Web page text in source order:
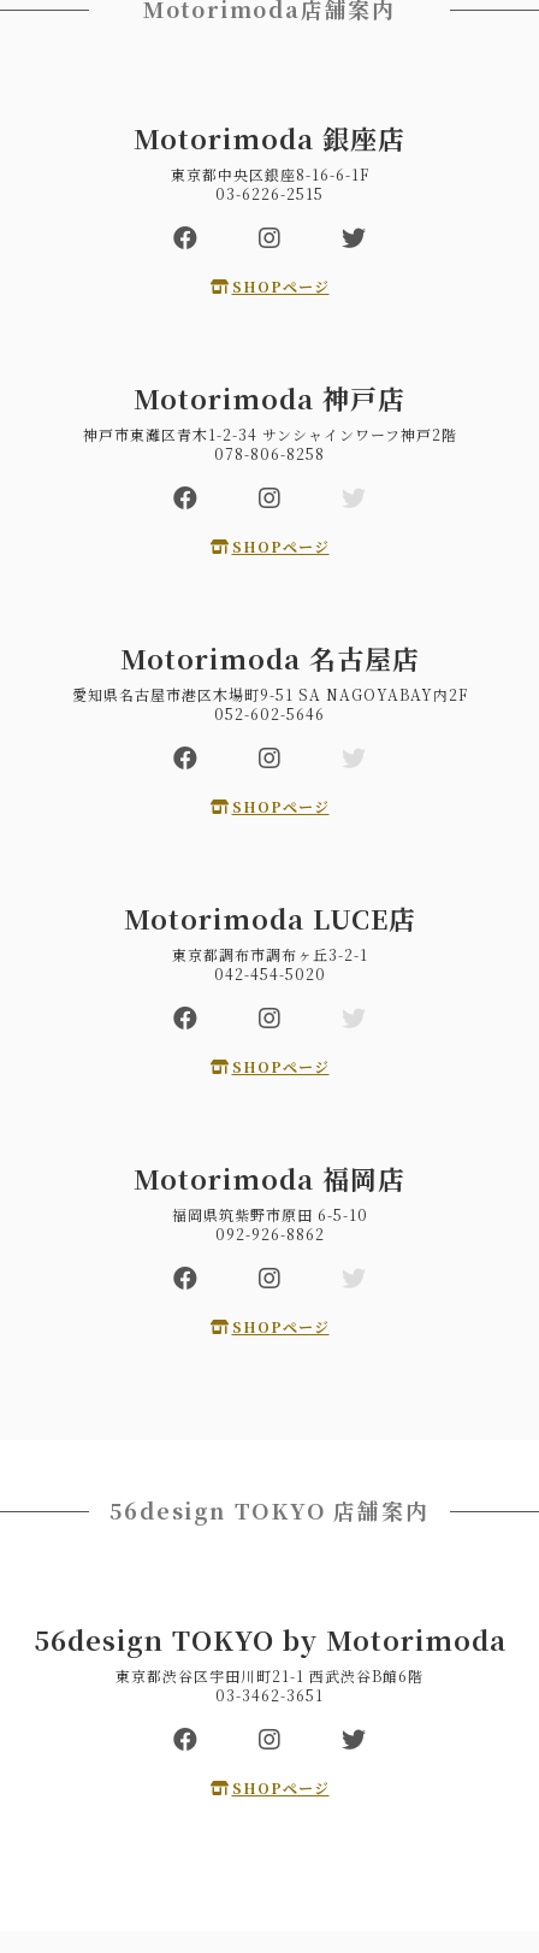
Motorimoda店舗案内
Motorimoda 銀座店
東京都中央区銀座8-16-6-1F
03-6226-2515
SHOPページ
Motorimoda 神戸店
神戸市東灘区青木1-2-34 サンシャインワーフ神戸2階
078-806-8258
SHOPページ
Motorimoda 名古屋店
愛知県名古屋市港区木場町9-51 SA NAGOYABAY内2F
052-602-5646
SHOPページ
Motorimoda LUCE店
東京都調布市調布ヶ丘3-2-1
042-454-5020
SHOPページ
Motorimoda 福岡店
福岡県筑紫野市原田 6-5-10
092-926-8862
SHOPページ
56design TOKYO 店舗案内
56design TOKYO by Motorimoda
東京都渋谷区宇田川町21-1 西武渋谷B館6階
03-3462-3651
SHOPページ